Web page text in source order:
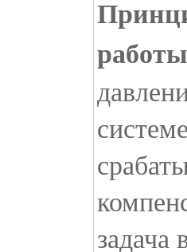
работы
задача